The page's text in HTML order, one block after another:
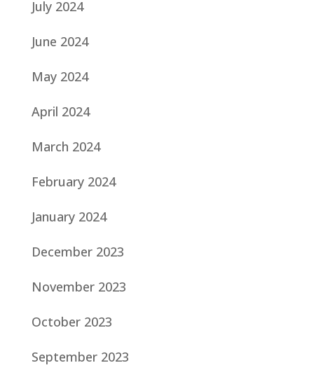
July 2024
June 2024
May 2024
April 2024
March 2024
February 2024
January 2024
December 2023
November 2023
October 2023
September 2023